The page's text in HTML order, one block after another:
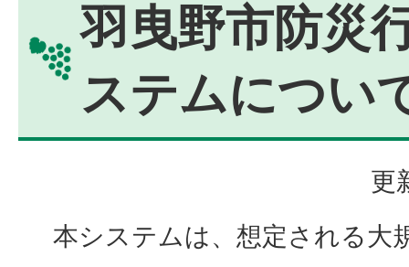
羽曳野市防災
ステムについ
更
本システムは、想定される大